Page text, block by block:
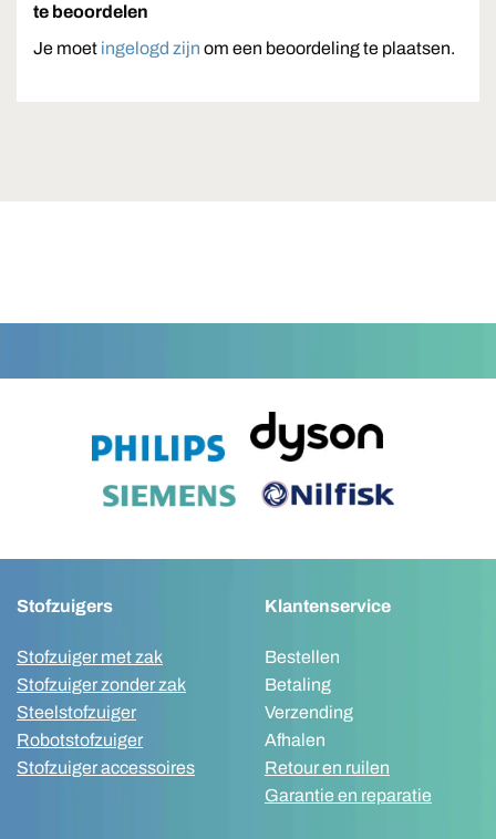
te beoordelen
Je moet ingelogd zijn om een beoordeling te plaatsen.
Stofzuigers
Stofzuiger met zak
Stofzuiger zonder zak
Steelstofzuiger
Robotstofzuiger
Stofzuiger accessoires
Klantenservice
Bestellen
Betaling
Verzending
Afhalen
Retour en ruilen
Garantie en reparatie